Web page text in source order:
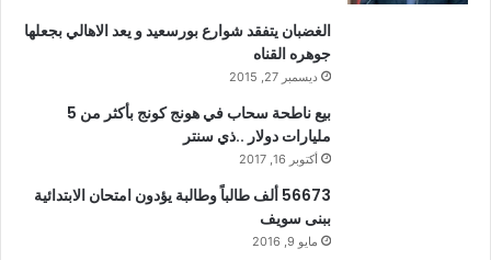
الغضبان يتفقد شوارع بورسعيد و يعد الاهالي بجعلها
جوهره القناه
ديسمبر 27, 2015
بيع ناطحة سحاب في هونج كونج بأكثر من 5
مليارات دولار ..ذي سنتر
أكتوبر 16, 2017
56673 ألف طالباً وطالبة يؤدون امتحان الابتدائية
ببنى سويف
مايو 9, 2016